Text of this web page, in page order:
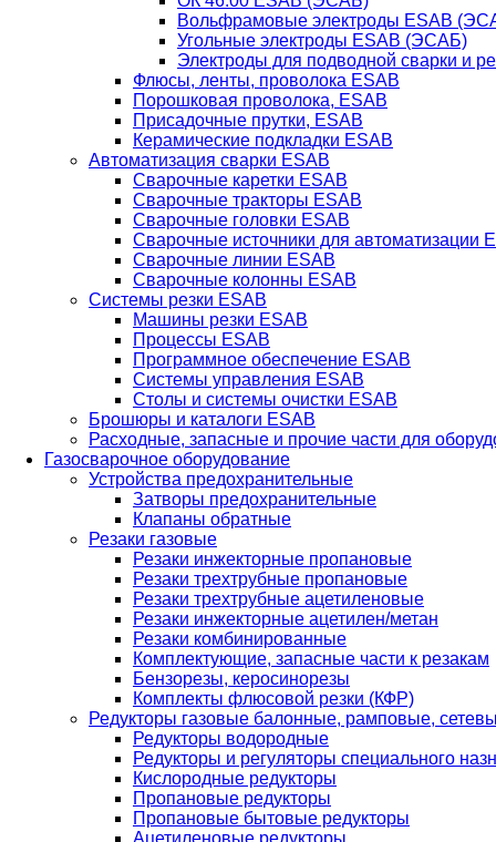
Вольфрамовые электроды ESAB
Угольные электроды ESAB (ЭСАБ)
Электроды для подводной сварки и
Флюсы, ленты, проволока ESAB
Порошковая проволока, ESAB
Присадочные прутки, ESAB
Керамические подкладки ESAB
Автоматизация сварки ESAB
Сварочные каретки ESAB
Сварочные тракторы ESAB
Сварочные головки ESAB
Сварочные источники для автоматизации
Сварочные линии ESAB
Сварочные колонны ESAB
Системы резки ESAB
Машины резки ESAB
Процессы ESAB
Программное обеспечение ESAB
Системы управления ESAB
Столы и системы очистки ESAB
Брошюры и каталоги ESAB
Расходные, запасные и прочие части для
Газосварочное оборудование
Устройства предохранительные
Затворы предохранительные
Клапаны обратные
Резаки газовые
Резаки инжекторные пропановые
Резаки трехтрубные пропановые
Резаки трехтрубные ацетиленовые
Резаки инжекторные ацетилен/метан
Резаки комбинированные
Комплектующие, запасные части к резакам
Бензорезы, керосинорезы
Комплекты флюсовой резки (КФР)
Редукторы газовые балонные, рамповые,
Редукторы водородные
Редукторы и регуляторы специального
Кислородные редукторы
Пропановые редукторы
Пропановые бытовые редукторы
Ацетиленовые редукторы